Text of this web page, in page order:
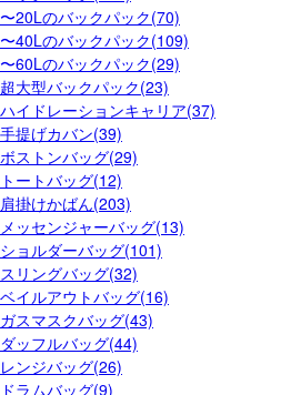
〜20Lのバックパック(70)
〜40Lのバックパック(109)
〜60Lのバックパック(29)
超大型バックパック(23)
ハイドレーションキャリア(37)
手提げカバン(39)
ボストンバッグ(29)
トートバッグ(12)
肩掛けかばん(203)
メッセンジャーバッグ(13)
ショルダーバッグ(101)
スリングバッグ(32)
ベイルアウトバッグ(16)
ガスマスクバッグ(43)
ダッフルバッグ(44)
レンジバッグ(26)
ドラムバッグ(9)